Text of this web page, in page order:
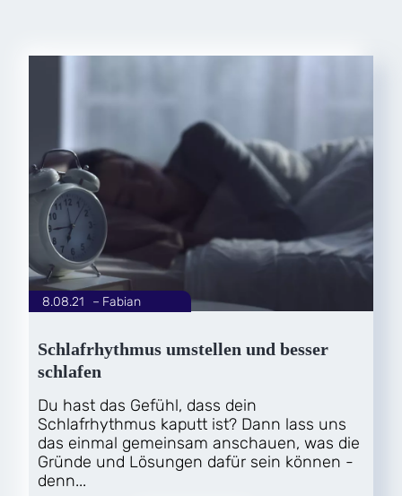
Schlafrhythmus umstellen und besser
schlafen
Fabian
8.08.21
Du hast das Gefühl, dass dein
Schlafrhythmus kaputt ist? Dann lass uns
das einmal gemeinsam anschauen, was die
Gründe und Lösungen dafür sein können -
denn...